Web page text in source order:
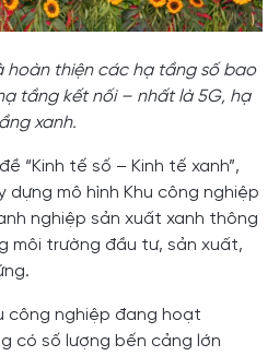
hoàn thiện các hạ tầng số bao
tầng kết nối – nhất là 5G, hạ
xanh.
“Kinh tế số – Kinh tế xanh”,
mô hình Khu công nghiệp
nghiệp sản xuất xanh thông
môi trường đầu tư, sản xuất,
công nghiệp đang hoạt
có số lượng bến cảng lớn